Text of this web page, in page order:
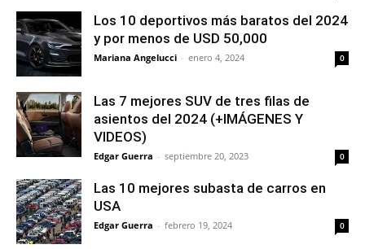
Los 10 deportivos más baratos del 2024
y por menos de USD 50,000
Mariana Angelucci - enero 4, 2024 0
Las 7 mejores SUV de tres filas de
asientos del 2024 (+IMÁGENES Y
VIDEOS)
Edgar Guerra - septiembre 20, 2023 0
Las 10 mejores subasta de carros en
USA
Edgar Guerra - febrero 19, 2024 0